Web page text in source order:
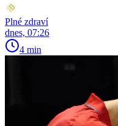
Plné zdraví
dnes, 07:26
4 min